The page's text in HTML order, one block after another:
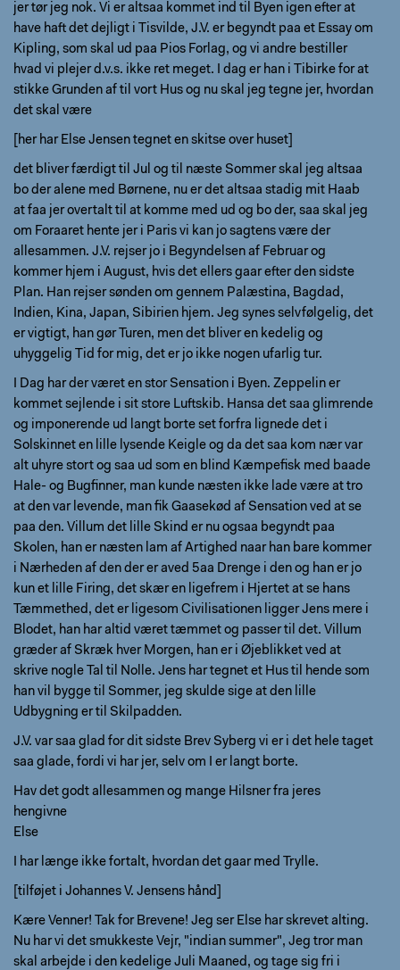
jer tør jeg nok. Vi er altsaa kommet ind til Byen igen efter at
have haft det dejligt i Tisvilde, J.V. er begyndt paa et Essay om
Kipling, som skal ud paa Pios Forlag, og vi andre bestiller
hvad vi plejer d.v.s. ikke ret meget. I dag er han i Tibirke for at
stikke Grunden af til vort Hus og nu skal jeg tegne jer, hvordan
det skal være
[her har Else Jensen tegnet en skitse over huset]
det bliver færdigt til Jul og til næste Sommer skal jeg altsaa
bo der alene med Børnene, nu er det altsaa stadig mit Haab
at faa jer overtalt til at komme med ud og bo der, saa skal jeg
om Foraaret hente jer i Paris vi kan jo sagtens være der
allesammen. J.V. rejser jo i Begyndelsen af Februar og
kommer hjem i August, hvis det ellers gaar efter den sidste
Plan. Han rejser sønden om gennem Palæstina, Bagdad,
Indien, Kina, Japan, Sibirien hjem. Jeg synes selvfølgelig, det
er vigtigt, han gør Turen, men det bliver en kedelig og
uhyggelig Tid for mig, det er jo ikke nogen ufarlig tur.
I Dag har der været en stor Sensation i Byen. Zeppelin er
kommet sejlende i sit store Luftskib. Hansa det saa glimrende
og imponerende ud langt borte set forfra lignede det i
Solskinnet en lille lysende Keigle og da det saa kom nær var
alt uhyre stort og saa ud som en blind Kæmpefisk med baade
Hale- og Bugfinner, man kunde næsten ikke lade være at tro
at den var levende, man fik Gaasekød af Sensation ved at se
paa den. Villum det lille Skind er nu ogsaa begyndt paa
Skolen, han er næsten lam af Artighed naar han bare kommer
i Nærheden af den der er aved 5aa Drenge i den og han er jo
kun et lille Firing, det skær en ligefrem i Hjertet at se hans
Tæmmethed, det er ligesom Civilisationen ligger Jens mere i
Blodet, han har altid været tæmmet og passer til det. Villum
græder af Skræk hver Morgen, han er i Øjeblikket ved at
skrive nogle Tal til Nolle. Jens har tegnet et Hus til hende som
han vil bygge til Sommer, jeg skulde sige at den lille
Udbygning er til Skilpadden.
J.V. var saa glad for dit sidste Brev Syberg vi er i det hele taget
saa glade, fordi vi har jer, selv om I er langt borte.
Hav det godt allesammen og mange Hilsner fra jeres
hengivne
Else
I har længe ikke fortalt, hvordan det gaar med Trylle.
[tilføjet i Johannes V. Jensens hånd]
Kære Venner! Tak for Brevene! Jeg ser Else har skrevet alting.
Nu har vi det smukkeste Vejr, "indian summer", Jeg tror man
skal arbejde i den kedelige Juli Maaned, og tage sig fri i